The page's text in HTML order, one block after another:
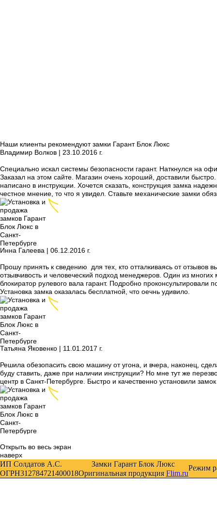
Наши клиенты рекомендуют замки Гарант Блок Люкс
Владимир Волков | 23 .10.2016 г.
Специально искал системы безопасности гарант. Наткнулся на
Заказал на этом сайте. Магазин очень хороший, доставили
написано в инструкции. Хочется сказать, конструкция замка
честное мнение, то что я увидел. Ставьте механические замки
Инна Галеева | 06 .12.2016 г.
Прошу принять к сведению для тех, кто отталкиваясь от отзывов
отзывчивость и человеческий подход менеджеров. Один из
блокиратор рулевого вала гарант. Подробно
Установка замка оказалась бесплатной, что оечнь удивило.
Татьяна Яковенко | 11 .01.2017 г.
Решила обезопасить свою машину от угона, и вчера, наконец,
буду ставить, даже при наличии инструкции? Но мне тут же
центр в Санкт-Петербурге. Быстро и качественно установили
Открыть во весь экран
наверх
ИП Солдатов А.С.
ОГРН312784721400018
Замки Гарант Блок Люкс
Оригинальная продукцияFlim.ru
Режим